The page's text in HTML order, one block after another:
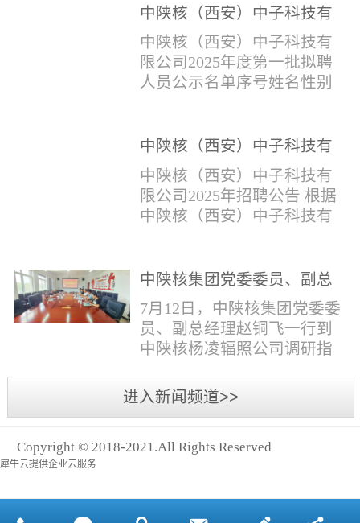
会招聘：面向社会招聘，同
等条件下集团内部员工优
先。（2）应届生招聘：国家
计划内统一招收的全日制院
校应届毕业生，重点院校应
登记表》(见附件2）并如实
填写。并将《应聘人员登记
表》和本人学历学位证书和
相关证件扫描件发送至报名
中陕核（西安）中子科技有
限公司2025年度第一批拟聘
人员公示名单
中陕核（西安）中子科技有
限公司2025年度第一批拟聘
人员公示名单序号姓名性别
本科西安石油大学测控技术
月本科西安石油大学通信工
程社招3王小明男1981年11月
本科西安石油大学测控技术
子工程社招5何晔女1979年10
月本科西安财经学院工商管
理社招6张柳怡女1998...
中陕核（西安）中子科技有
限公司2025年招聘公告
中陕核（西安）中子科技有
限公司2025年招聘公告 根据
中陕核（西安）中子科技有
如下：一、招聘岗位及人数
见附件1二、招聘范围（1）
社会招聘：面向社会招聘。
（2）应届生招聘：国家计划
内统一招收的全日制院校应
届毕业生，重点院校应届毕
业生优先；回国一年内取得
国家教育部出具的学历（学
三、招聘流程（一）个人报
中陕核集团党委委员、副总
经理赵铜飞一行到中陕核杨
凌辐照公司调研指导工作
7月12日，中陕核集团党委委
员、副总经理赵铜飞一行到
中陕核杨凌辐照公司调研指
息部部长赵磊，中陕核核盛
公司执行董事张鹏，核盛公
执行董事李奎等陪同调研。
进入新闻频道>>
Copyright © 2018-2021.All Rights Reserved
犀牛云提供企业云服务